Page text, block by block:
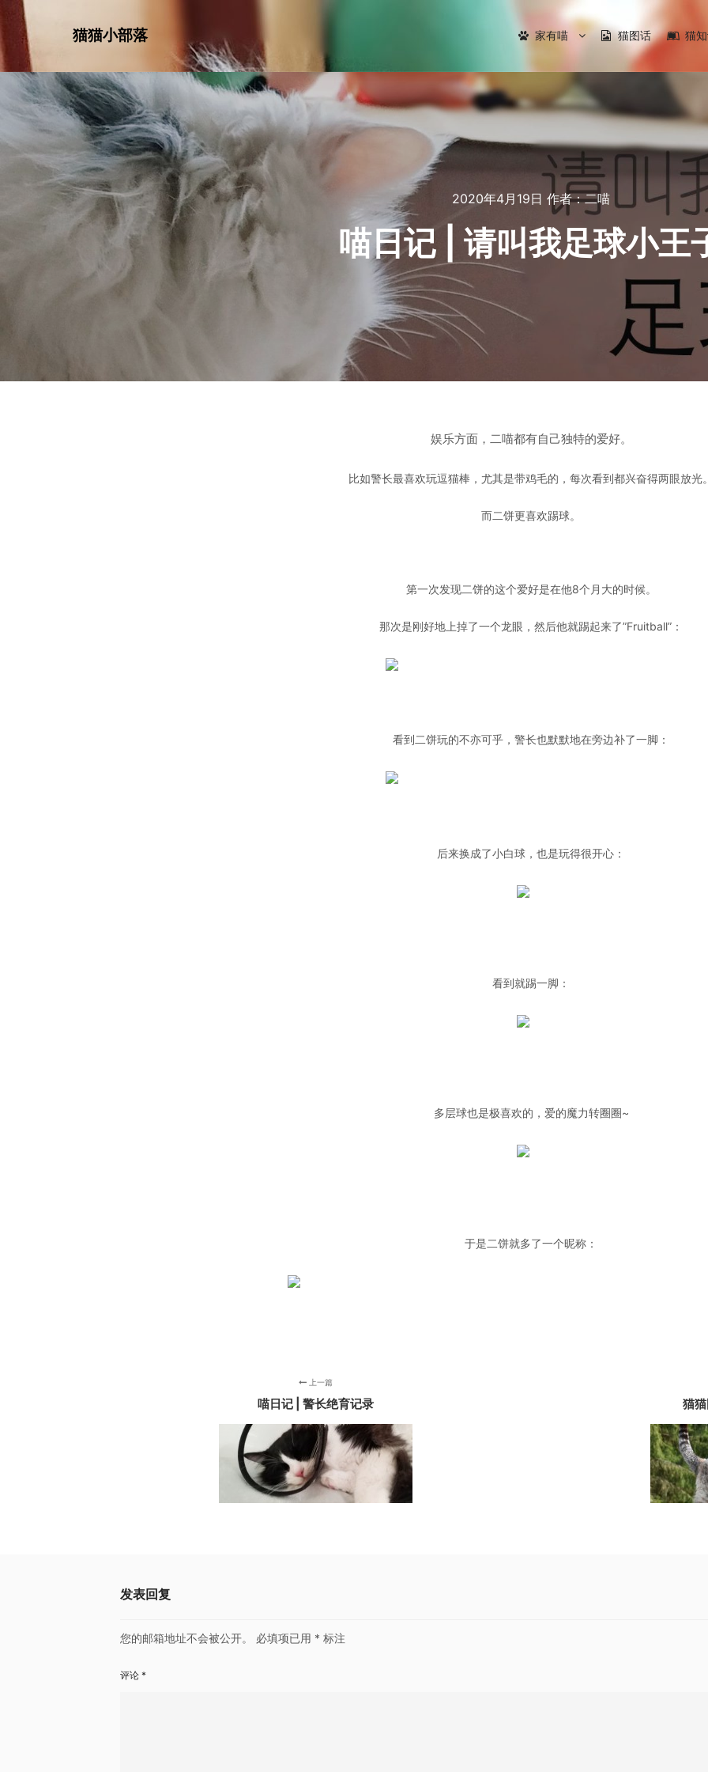
猫猫小部落 家有喵 猫图话 猫
2020年4月19日 作者：二喵
喵日记 | 请叫我足球小王
娱乐方面，二喵都有自己独特的爱好。
比如警长最喜欢玩逗猫棒，尤其是带鸡毛的，每次看到都兴奋得两眼放光
而二饼更喜欢踢球。
第一次发现二饼的这个爱好是在他8个月大的时候。
那次是刚好地上掉了一个龙眼，然后他就踢起来了”Fruitball”：
看到二饼玩的不亦可乎，警长也默默地在旁边补了一脚：
后来换成了小白球，也是玩得很开心：
看到就踢一脚：
多层球也是极喜欢的，爱的魔力转圈圈~
于是二饼就多了一个昵称：
上一篇
喵日记 | 警长绝育记录 猫
发表回复
您的邮箱地址不会被公开。 必填项已用 * 标注
评论 *